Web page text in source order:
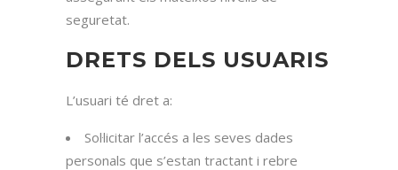
seguretat.
DRETS DELS USUARIS
L’usuari té dret a:
Sol·licitar l’accés a les seves dades
personals que s’estan tractant i rebre